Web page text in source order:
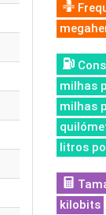
milhas
milhas
litros
kilobits